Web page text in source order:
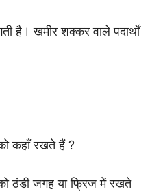
है। खमीर शक्कर वाले पदार्थों
कहाँ रखते हैं ?
ठंडी जगह या फ्रिज में रखते